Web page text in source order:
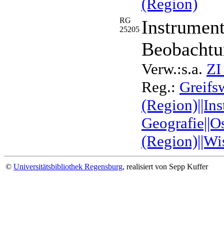
(Region)
RG
25205
Verw.:s.a. ZI
Reg.:
© Universitätsbibliothek Regensburg, realisiert von Sepp Kuffer